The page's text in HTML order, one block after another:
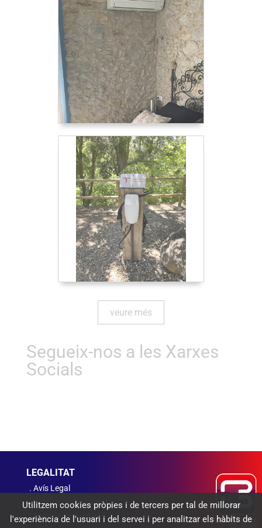
veure més
Segueix-nos a les Xarxes
Socials
Utilitzem cookies pròpies i de tercers per tal de millorar
l'experiència de l'usuari i del servei i per analitzar els hàbits de
LEGALITAT
Avís Legal
Política de Privacitat
Política de Cookies